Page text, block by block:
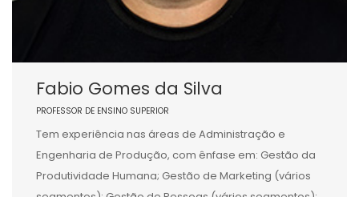
Fabio Gomes da Silva
PROFESSOR DE ENSINO SUPERIOR
Tem experiência nas áreas de Administração e
Engenharia de Produção, com ênfase em: Gestão da
Produtividade Humana; Gestão de Marketing (vários